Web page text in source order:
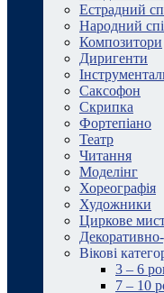
Естрадний
Народний
Композитори
Диригенти
Саксофон
Скрипка
Фортепіано
Театр
Читання
Моделінг
Хореографія
Художники
Циркове
Вікові
3 – 6
7 – 10